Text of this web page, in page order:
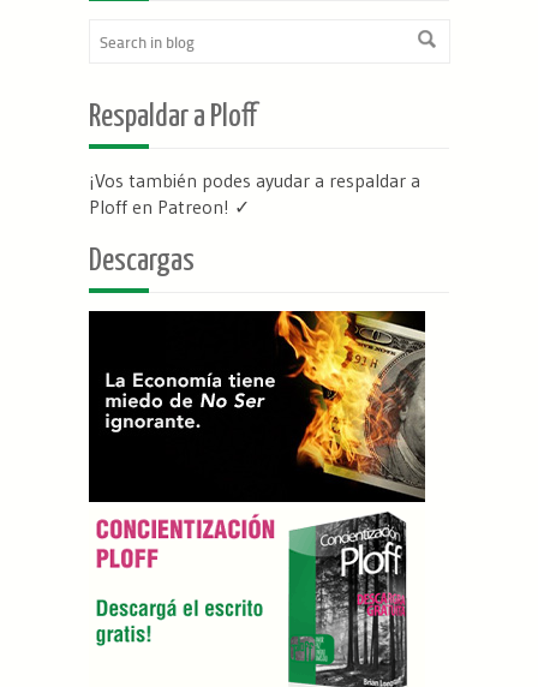
Respaldar a Ploff
¡Vos también podes ayudar a respaldar a
Ploff en Patreon! ✓
Descargas